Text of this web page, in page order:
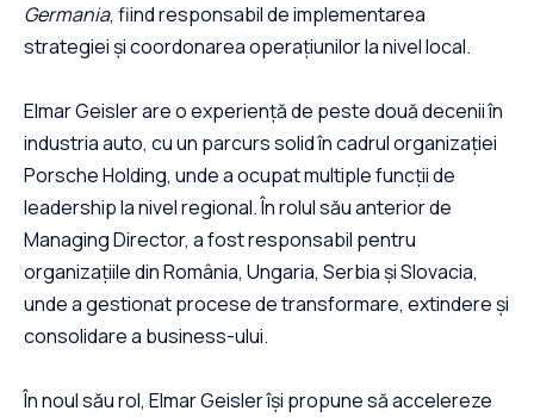
Germania, fiind responsabil de implementarea
strategiei și coordonarea operațiunilor la nivel local.
Elmar Geisler are o experiență de peste două decenii în
industria auto, cu un parcurs solid în cadrul organizației
Porsche Holding, unde a ocupat multiple funcții de
leadership la nivel regional. În rolul său anterior de
Managing Director, a fost responsabil pentru
organizațiile din România, Ungaria, Serbia și Slovacia,
unde a gestionat procese de transformare, extindere și
consolidare a business-ului.
În noul său rol, Elmar Geisler își propune să accelereze